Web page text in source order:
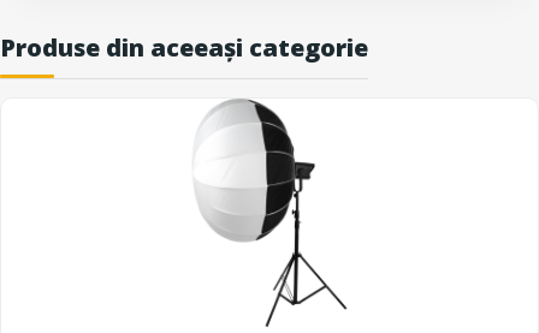
Produse din aceeași categorie